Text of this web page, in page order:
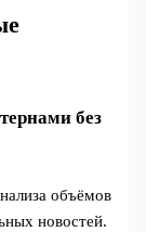
без
объёмов
новостей.